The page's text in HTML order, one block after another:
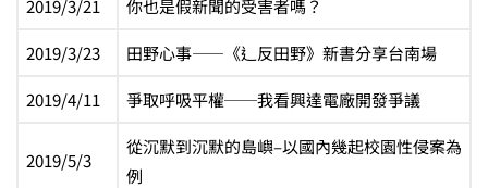
2019/3/21 你也是假新聞的受害者嗎？
2019/3/23 田野心事——《辶反田野》新書分享台南場
2019/4/11 爭取呼吸平權──我看興達電廠開發爭議
2019/5/3
從沉默到沉默的島嶼–以國內幾起校園性侵案為
例